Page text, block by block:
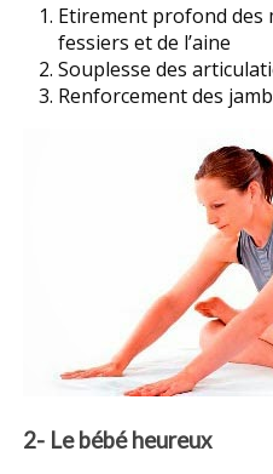
Etirement profond des
fessiers et de l’aine
Souplesse des
Renforcement des
2- Le bébé heureux